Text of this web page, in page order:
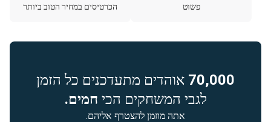
פשוט
הכרטיסים במחיר הטוב ביותר
70,000 אוהדים מתעדכנים כל הזמן
לגבי המשחקים הכי חמים.
אתה מוזמן להצטרף אליהם.